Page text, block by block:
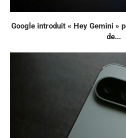
Google introduit « Hey Gemini »
de...